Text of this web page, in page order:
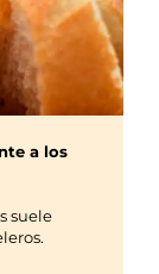
a los
suele